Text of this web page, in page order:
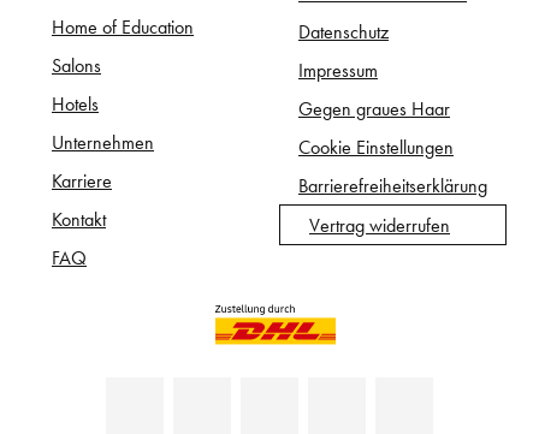
Home of Education
Salons
Hotels
Unternehmen
Karriere
Kontakt
FAQ
Datenschutz
Impressum
Gegen graues Haar
Cookie Einstellungen
Barrierefreiheitserklärung
Vertrag widerrufen